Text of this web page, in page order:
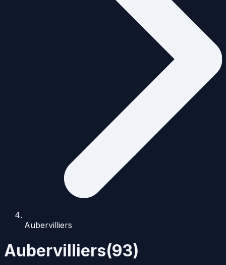
Aubervilliers
Aubervilliers(93)